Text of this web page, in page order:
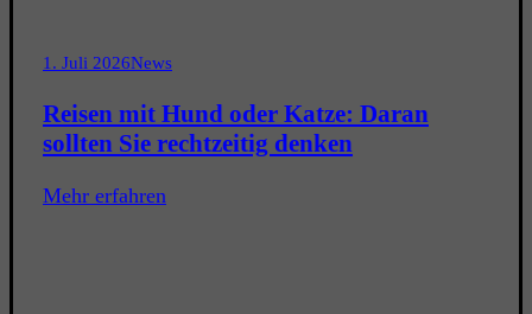
1. Juli 2026News
Reisen mit Hund oder Katze: Daran
sollten Sie rechtzeitig denken
Mehr erfahren